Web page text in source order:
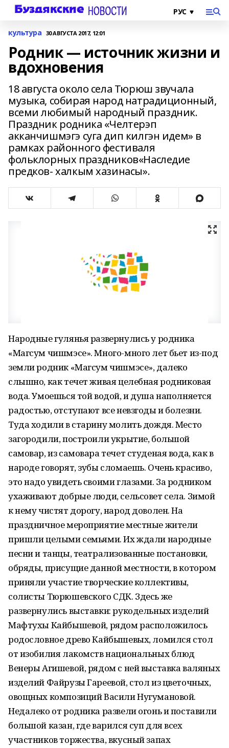
культура 30 АВГУСТА 2017, 12:01
Родник — источник жизни и
вдохновения
18 августа около села Тюрюш звучала
музыка, собирая народ натрадиционный,
всеми любимый народный праздник.
Праздник родника «Челтерэп
акканчишмэгэ суга дип килгэн идем» в
рамках районного фестиваля
фольклорных праздников«Наследие
предков- халкым хазинасы».
Народные гулянья развернулись у родника
«Магсум чишмэсе». Много-много лет бьет из-под
земли родник «Магсум чишмэсе», далеко
слышно, как течет живая целебная родниковая
вода. Умоешься той водой, и душа наполняется
радостью, отступают все невзгоды и болезни.
Туда ходили в старину молить дождя. Место
загородили, построили укрытие, большой
самовар, из самовара течет студеная вода, как в
народе говорят, зубы сломаешь. Очень красиво,
это надо увидеть своими глазами. За родником
ухаживают добрые люди, сельсовет села. Зимой
к нему чистят дорогу, народ доволен. На
праздничное мероприятие местные жители
пришли целыми семьями. Их ждали народные
песни и танцы, театрализованные постановки,
обряды, присущие данной местности, в котором
приняли участие творческие коллективы,
солисты Тюрюшевского СДК. Здесь же
развернулись выставки: рукодельных изделий
Мафтухы Кайбышевой, рядом расположилось
родословное древо Кайбышевых, ломился стол
от изобилия лакомств национальных блюд
Венеры Агишевой, рядом с ней выставка валяных
изделий Файрузы Гареевой, стол из цветочных,
овощных композиций Васили Нугумановой.
Недалеко от родника развели огонь и поставили
большой казан, где варился суп для всех
участников торжества, вкусный запах